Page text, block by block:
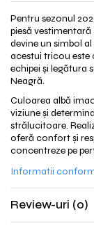
Pentru sezonul
piesă
devine un simbol
acestui tricou este
echipei și legătura
Neagră.
Culoarea albă
viziune și
strălucitoare.
oferă confort și
concentreze pe
Informatii
Review-uri (0)